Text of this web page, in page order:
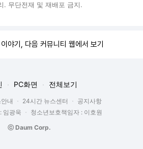
무단전재 및 재배포 금지.
야기, 다음 커뮤니티 웹에서 보기
PC화면 전체보기
내 24시간 뉴스센터
공지사항
임광욱
청소년보호책임자 : 이호원
ⓒ Daum Corp.